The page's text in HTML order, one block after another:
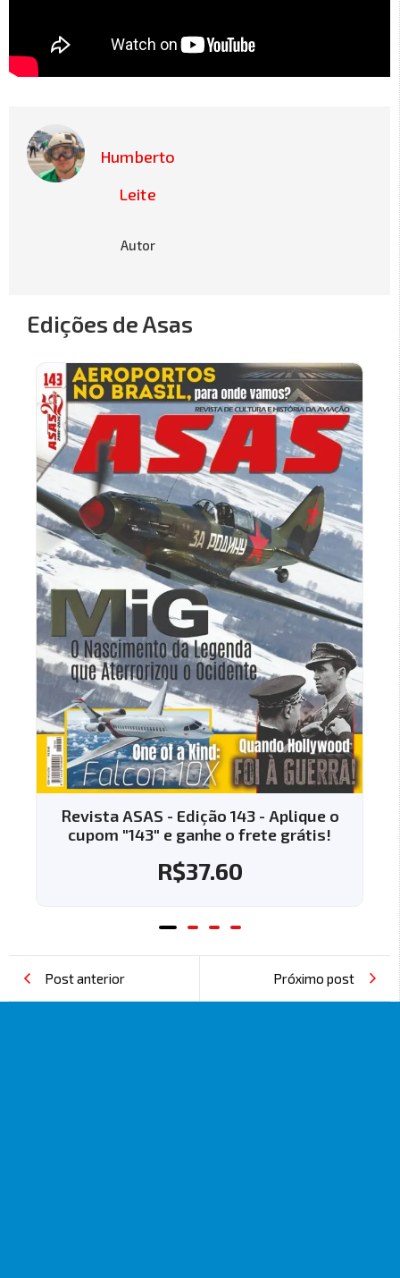
Humberto
Leite
Autor
Edições de Asas
143 - Aplique o
ganhe o frete grátis!
Revista ASAS
Próximo post